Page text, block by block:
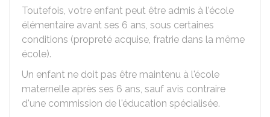
Toutefois, votre enfant peut être admis à l'école
élémentaire avant ses 6 ans, sous certaines
conditions (propreté acquise, fratrie dans la même
école).
Un enfant ne doit pas être maintenu à l'école
maternelle après ses 6 ans, sauf avis contraire
d'une commission de l'éducation spécialisée.